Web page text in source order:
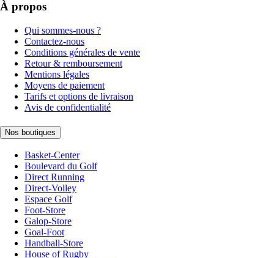
À propos
Qui sommes-nous ?
Contactez-nous
Conditions générales de vente
Retour & remboursement
Mentions légales
Moyens de paiement
Tarifs et options de livraison
Avis de confidentialité
Nos boutiques
Basket-Center
Boulevard du Golf
Direct Running
Direct-Volley
Espace Golf
Foot-Store
Galop-Store
Goal-Foot
Handball-Store
House of Rugby